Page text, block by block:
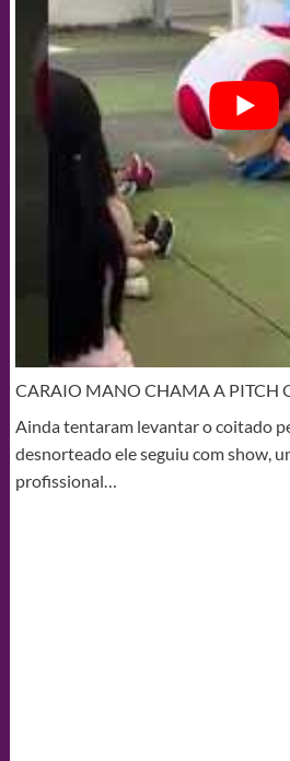
CARAIO MANO CHAMA A PITCH
Ainda tentaram levantar o coitado
desnorteado ele seguiu com show,
profissional…